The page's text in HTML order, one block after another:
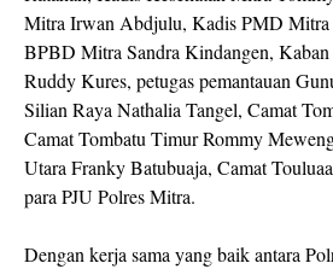
Mitra Irwan Abdjulu, Kadis PMD Mitra
BPBD Mitra Sandra Kindangen,
Ruddy Kures, petugas pemantauan
Silian Raya Nathalia Tangel, Camat
Camat Tombatu Timur Rommy
Utara Franky Batubuaja, Camat
para PJU Polres Mitra.
Dengan kerja sama yang baik antara